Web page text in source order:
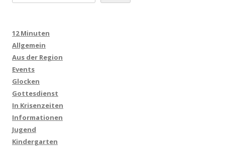
12 Minuten
Allgemein
Aus der Region
Events
Glocken
Gottesdienst
In Krisenzeiten
Informationen
Jugend
Kindergarten